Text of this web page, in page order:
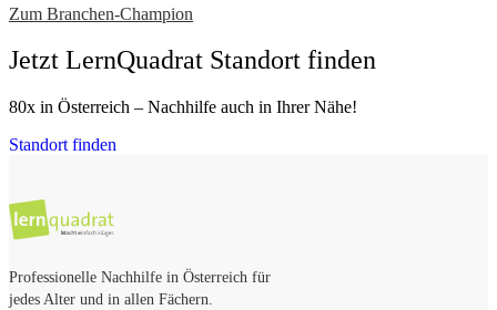
Zum Branchen-Champion
Jetzt LernQuadrat Standort finden
80x in Österreich – Nachhilfe auch in Ihrer Nähe!
Standort finden
Professionelle Nachhilfe in Österreich für
jedes Alter und in allen Fächern.